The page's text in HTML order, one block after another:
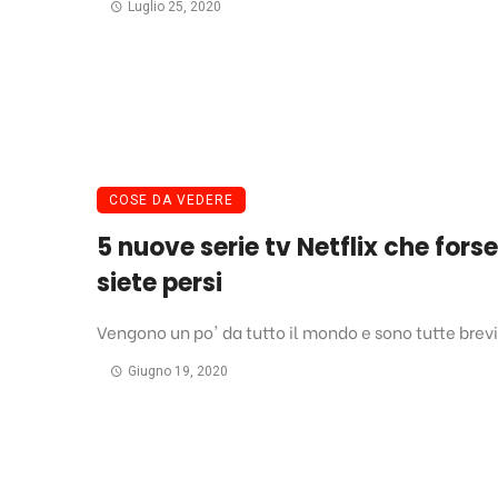
Luglio 25, 2020
COSE DA VEDERE
5 nuove serie tv Netflix che
siete persi
Vengono un po' da tutto il mondo e sono tutte
Giugno 19, 2020